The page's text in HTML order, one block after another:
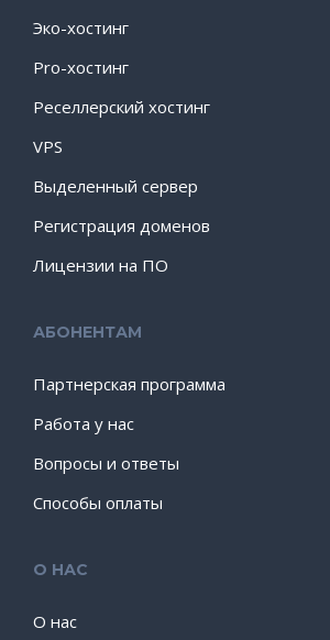
Эко-хостинг
Pro-хостинг
Реселлерский хостинг
VPS
Выделенный сервер
Регистрация доменов
Лицензии на ПО
АБОНЕНТАМ
Партнерская программа
Работа у нас
Вопросы и ответы
Способы оплаты
О НАС
О нас